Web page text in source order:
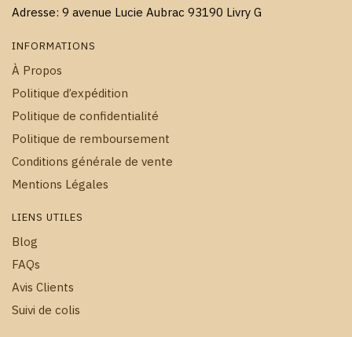
Adresse: 9 avenue Lucie Aubrac 93190 Livry G
INFORMATIONS
À Propos
Politique d’expédition
Politique de confidentialité
Politique de remboursement
Conditions générale de vente
Mentions Légales
LIENS UTILES
Blog
FAQs
Avis Clients
Suivi de colis